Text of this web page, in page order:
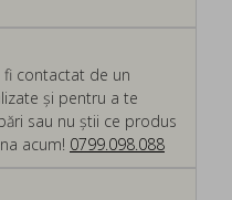
fi contactat de un
și pentru a te
sau nu știi ce produs
acum! 0799.098.088